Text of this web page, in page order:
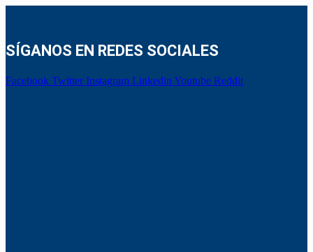
SÍGANOS EN REDES SOCIALES
Facebook Twitter Instagram Linkedin Youtube Reddit